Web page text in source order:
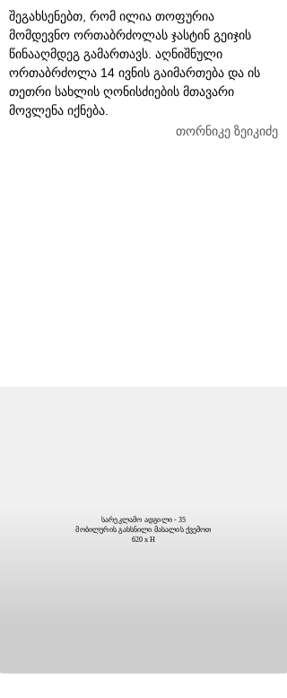
შეგახსენებთ, რომ ილია თოფურია
მომდევნო ორთაბრძოლას ჯასტინ გეიჯის
წინააღმდეგ გამართავს. აღნიშნული
ორთაბრძოლა 14 ივნის გაიმართება და ის
თეთრი სახლის ღონისძიების მთავარი
მოვლენა იქნება.
თორნიკე ზეიკიძე
სარეკლამო ადგილი - 35
მობილურის გახსნილი მასალის ქვემოთ
620 x H